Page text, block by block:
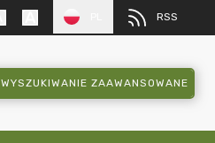
RSS
WYSZUKIWANIE ZAAWANSOWANE